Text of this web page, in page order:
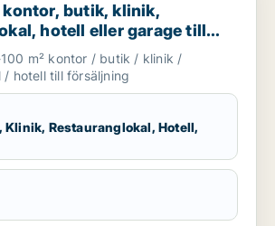
kontor, butik, klinik,
hotell eller garage till
Väsby, Vallentuna eller
m² kontor / butik / klinik /
/ hotell till försäljning
Klinik, Restauranglokal, Hotell,